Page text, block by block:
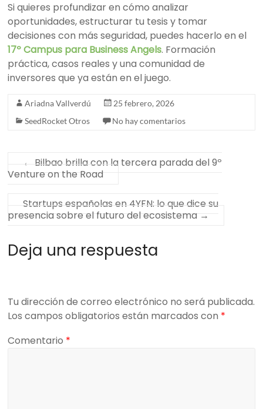
Si quieres profundizar en cómo analizar
oportunidades, estructurar tu tesis y tomar
decisiones con más seguridad, puedes hacerlo en el
17º Campus para Business Angels. Formación
práctica, casos reales y una comunidad de
inversores que ya están en el juego.
Ariadna Vallverdú
25 febrero, 2026
SeedRocket Otros
No hay comentarios
←
Bilbao brilla con la tercera parada del 9º
Venture on the Road
Startups españolas en 4YFN: lo que dice su
presencia sobre el futuro del ecosistema →
Deja una respuesta
Tu dirección de correo electrónico no será publicada.
Los campos obligatorios están marcados con *
Comentario *